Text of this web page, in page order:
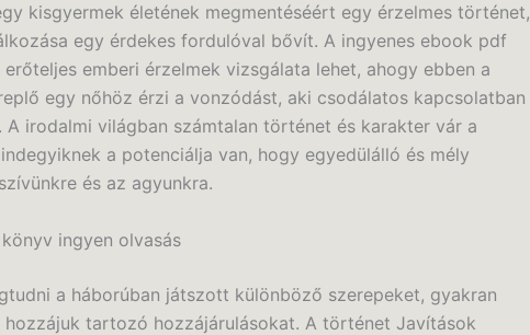
kisgyermek életének megmentéséért egy érzelmes történet,
egy érdekes fordulóval bővít. A ingyenes ebook pdf
emberi érzelmek vizsgálata lehet, ahogy ebben a
egy nőhöz érzi a vonzódást, aki csodálatos kapcsolatban
A irodalmi világban számtalan történet és karakter vár a
a potenciálja van, hogy egyedülálló és mély
és az agyunkra.
ingyen olvasás
a háborúban játszott különböző szerepeket, gyakran
hozzájuk tartozó hozzájárulásokat. A történet Javítások